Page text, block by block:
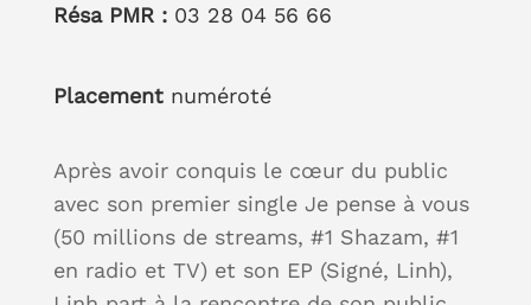
Résa PMR : 03 28 04 56 66
Placement numéroté
Après avoir conquis le cœur du public
avec son premier single Je pense à vous
(50 millions de streams, #1 Shazam, #1
en radio et TV) et son EP (Signé, Linh),